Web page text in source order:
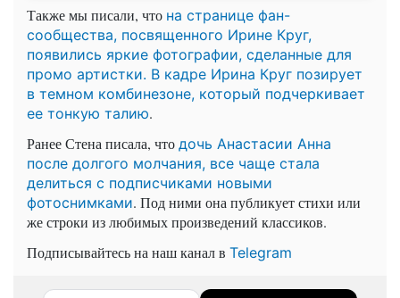
Также мы писали, что на странице фан-
сообщества, посвященного Ирине Круг,
появились яркие фотографии, сделанные для
промо артистки. В кадре Ирина Круг позирует
в темном комбинезоне, который подчеркивает
ее тонкую талию.
Ранее Стена писала, что дочь Анастасии Анна
после долгого молчания, все чаще стала
делиться с подписчиками новыми
фотоснимками. Под ними она публикует стихи или
же строки из любимых произведений классиков.
Подписывайтесь на наш канал в Telegram